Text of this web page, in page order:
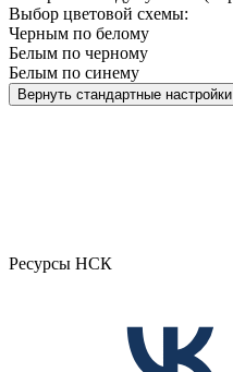
Выбор цветовой схемы:
Черным по белому
Белым по черному
Белым по синему
Вернуть стандартные настройки
Ресурсы НСК